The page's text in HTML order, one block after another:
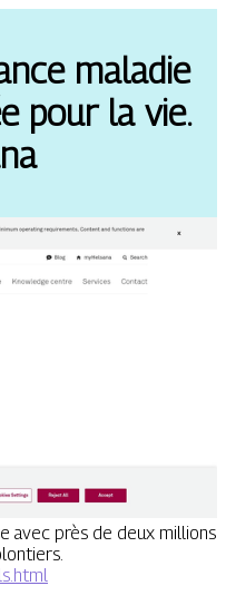
maladie
pour la vie.
avec près de deux millions